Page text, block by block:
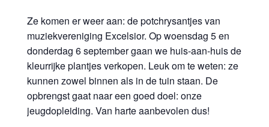
Ze komen er weer aan: de potchrysantjes van
muziekvereniging Excelsior. Op woensdag 5 en
donderdag 6 september gaan we huis-aan-huis de
kleurrijke plantjes verkopen. Leuk om te weten: ze
kunnen zowel binnen als in de tuin staan. De
opbrengst gaat naar een goed doel: onze
jeugdopleiding. Van harte aanbevolen dus!